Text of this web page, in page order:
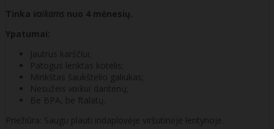
Tinka vaikams nuo 4 mėnesių.
Ypatumai:
Jautrus karščiui;
Patogus lenktas kotelis;
Minkštas šaukštelio galiukas;
Nesužeis vaikui dantenų;
Be BPA, be ftalatų.
Priežiūra: Saugu plauti indaplovėje viršutinėje lentynoje.